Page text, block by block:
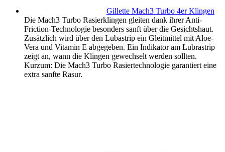
Gillette Mach3 Turbo 4er Klingen
Die Mach3 Turbo Rasierklingen gleiten dank ihrer Anti-
Friction-Technologie besonders sanft über die Gesichtshaut.
Zusätzlich wird über den Lubastrip ein Gleitmittel mit Aloe-
Vera und Vitamin E abgegeben. Ein Indikator am Lubrastrip
zeigt an, wann die Klingen gewechselt werden sollten.
Kurzum: Die Mach3 Turbo Rasiertechnologie garantiert eine
extra sanfte Rasur.